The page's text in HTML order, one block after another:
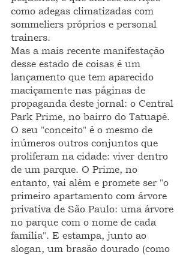
como adegas climatizadas com
sommeliers próprios e personal
trainers.
Mas a mais recente manifestação
desse estado de coisas é um
lançamento que tem aparecido
maciçamente nas páginas de
propaganda deste jornal: o Central
Park Prime, no bairro do Tatuapé.
O seu "conceito" é o mesmo de
inúmeros outros conjuntos que
proliferam na cidade: viver dentro
de um parque. O Prime, no
entanto, vai além e promete ser "o
primeiro apartamento com árvore
privativa de São Paulo: uma árvore
no parque com o nome de cada
família". E estampa, junto ao
slogan, um brasão dourado (como